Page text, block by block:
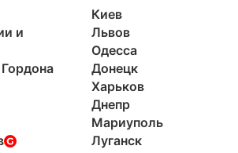
и
Киев
Львов
Одесса
Донецк
Харьков
Днепр
Мариуполь
Луганск